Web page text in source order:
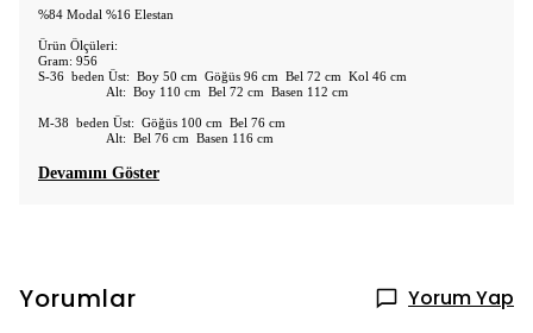
%84 Modal %16 Elestan
Ürün Ölçüleri:
Gram: 956
S-36 beden Üst: Boy 50 cm Göğüs 96 cm Bel 72 cm Kol 46 cm
Alt: Boy 110 cm Bel 72 cm Basen 112 cm
M-38 beden Üst: Göğüs 100 cm Bel 76 cm
Alt: Bel 76 cm Basen 116 cm
Devamını Göster
Yorumlar Yorum Yap